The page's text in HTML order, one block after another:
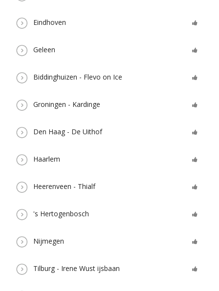
Eindhoven
Geleen
Biddinghuizen - Flevo on Ice
Groningen - Kardinge
Den Haag - De Uithof
Haarlem
Heerenveen - Thialf
's Hertogenbosch
Nijmegen
Tilburg - Irene Wust ijsbaan